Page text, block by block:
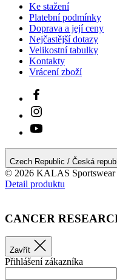
Ke stažení
Platební podmínky
Doprava a její ceny
Nejčastější dotazy
Velikostní tabulky
Kontakty
Vrácení zboží
Czech Republic / Česká
© 2026 KALAS Sportswear
Detail produktu
CANCER
Zavřít
Přihlášení zákazníka